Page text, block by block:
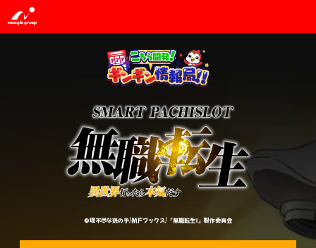
©理不尽な孫の手/MFブックス/「無職転生Ⅱ」製作委員会